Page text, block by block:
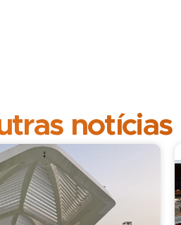
notícias